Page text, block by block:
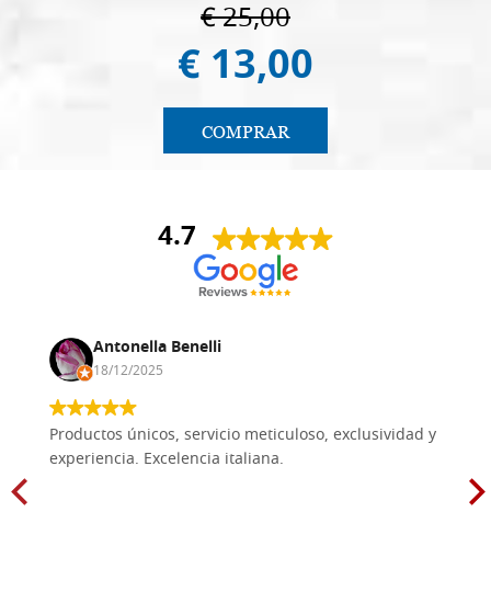
€ 25,00
€ 13,00
COMPRAR
4.7
Antonella Benelli
18/12/2025
Productos únicos, servicio meticuloso, exclusividad y
experiencia. Excelencia italiana.